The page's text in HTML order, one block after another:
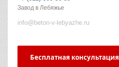
Завод в Лебяжье
info@beton-v-lebyazhe.ru
Бесплатная консультация